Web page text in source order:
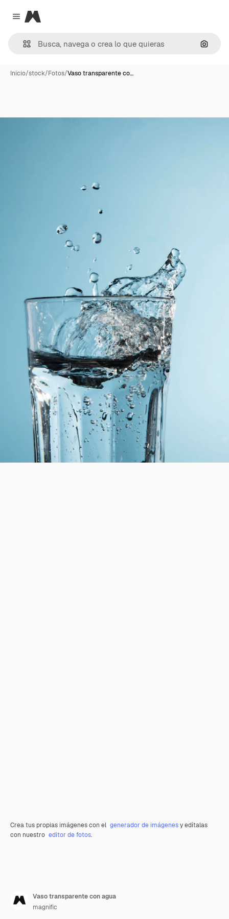
Close menu
Magnific
Inicio/stock/Fotos/Vaso transparente co…
Crea tus propias imágenes con el generador de imágenesy edítalas
con nuestro editor de fotos.
Vaso transparente con agua
magnific